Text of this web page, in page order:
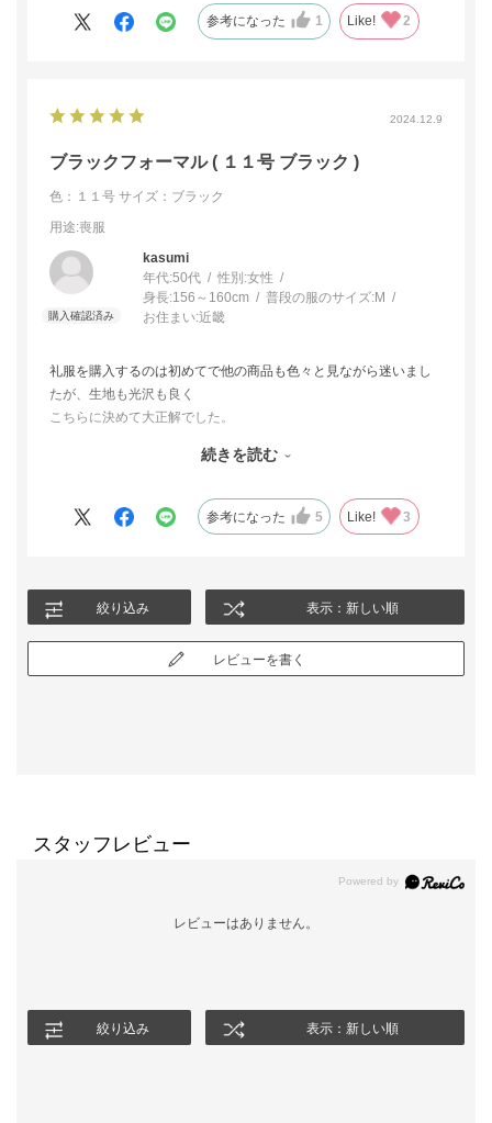
参考になった 1 Like! 2
2024.12.9
ブラックフォーマル ( １１号 ブラック )
色：１１号 サイズ：ブラック
用途:喪服
kasumi
年代:50代 性別:女性
身長:156～160cm 普段の服のサイズ:M
お住まい:近畿
礼服を購入するのは初めてで他の商品も色々と見ながら迷いまし
たが、生地も光沢も良く
こちらに決めて大正解でした。
い様にゆったり目を選びました。
インが大切だと思いました。
続きを読む
参考になった 5 Like! 3
絞り込み 表示：新しい順
レビューを書く
スタッフレビュー
レビューはありません。
絞り込み 表示：新しい順